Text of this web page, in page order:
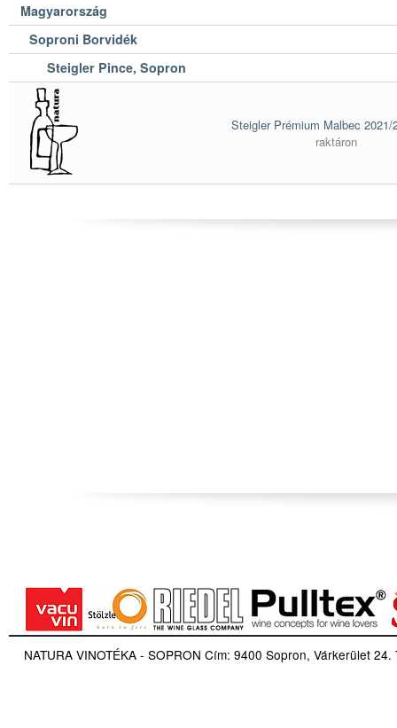
Magyarország
Soproni Borvidék
Steigler Pince, Sopron
Steigler Prémium Malbec 2021/
raktáron
NATURA VINOTÉKA - SOPRON Cím: 9400 Sopron, Várkerület